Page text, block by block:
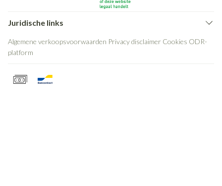
Juridische links
Algemene verkoopsvoorwaarden Privacy disclaimer Cookies ODR-
platform